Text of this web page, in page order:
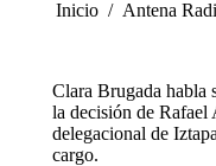
Estás aquí:
Inicio Antena
Clara Brugada habla
la decisión de Rafael
delegacional de
cargo.